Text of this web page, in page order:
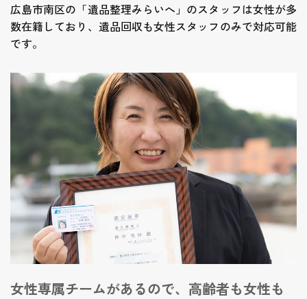
広島市南区の「遺品整理みらいへ」のスタッフは女性が多
数在籍しており、遺品回収も女性スタッフのみで対応可能
です。
女性専属チームがあるので、高齢者も女性も